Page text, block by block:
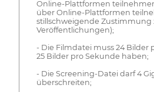
Online-Plattformen
über Online-Plattformen
stillschweigende Zustimmung
Veröffentlichungen);
- Die Filmdatei muss 24 Bilder
25 Bilder pro Sekunde haben;
- Die Screening-Datei darf 4
überschreiten;